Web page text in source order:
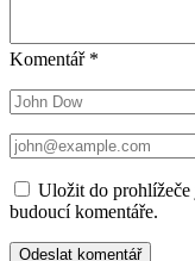
Komentář *
Uložit do prohlížeče
budoucí komentáře.